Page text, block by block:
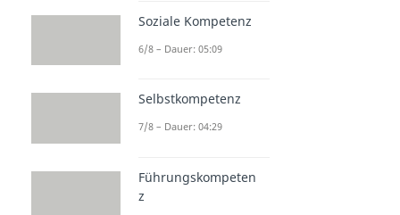
Soziale Kompetenz
6/8 – Dauer: 05:09
Selbstkompetenz
7/8 – Dauer: 04:29
Führungskompeten
z